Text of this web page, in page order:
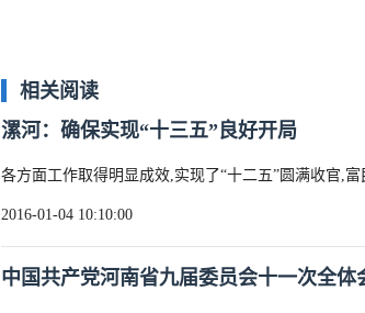
相关阅读
漯河：确保实现“十三五”良好开局
各方面工作取得明显成效,实现了“十二五”圆满收官,富
2016-01-04 10:10:00
中国共产党河南省九届委员会十一次全体